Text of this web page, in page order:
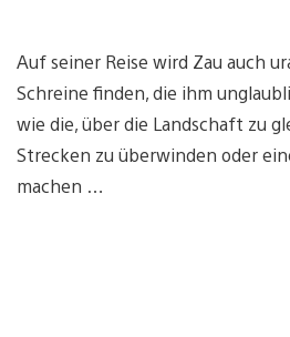
Auf seiner Reise wird Zau auch
Schreine finden, die ihm
wie die, über die Landschaft zu
Strecken zu überwinden oder
machen …